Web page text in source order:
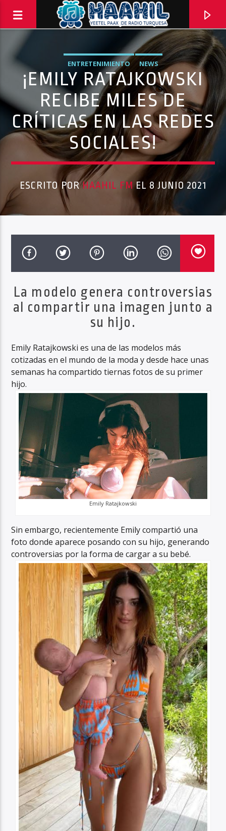
PROGRAMA ACTUAL
ENTRETENIMIENTO NEWS
¡EMILY RATAJKOWSKI
RECIBE MILES DE
CRÍTICAS EN LAS REDES
SOCIALES!
ESCRITO PORHAAHIL FM EL 8 JUNIO 2021
La modelo genera controversias
al compartir una imagen junto a
su hijo.
Emily Ratajkowski es una de las modelos más
cotizadas en el mundo de la moda y desde hace unas
semanas ha compartido tiernas fotos de su primer
hijo.
Emily Ratajkowski
Sin embargo, recientemente Emily compartió una
foto donde aparece posando con su hijo, generando
controversias por la forma de cargar a su bebé.